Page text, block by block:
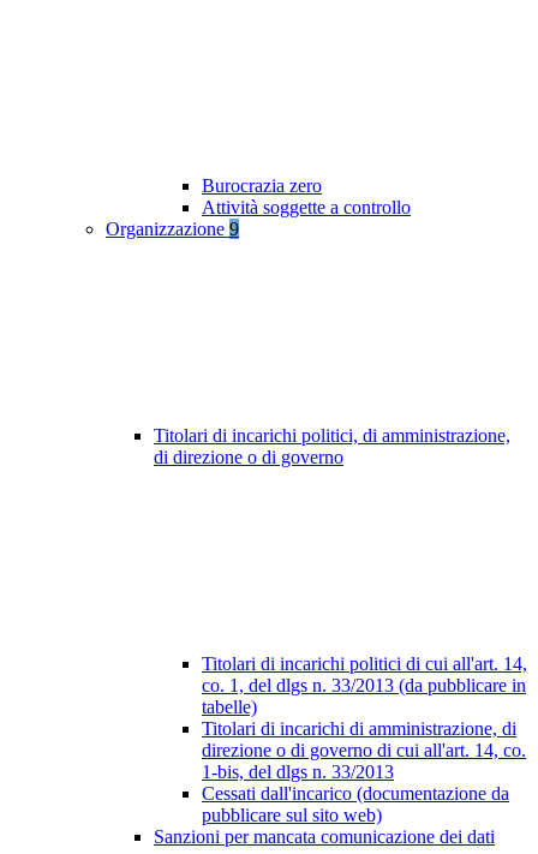
Burocrazia zero
Attività soggette a controllo
Organizzazione 9
Titolari di incarichi politici, di amministrazione,
di direzione o di governo
Titolari di incarichi politici di cui all'art. 14,
co. 1, del dlgs n. 33/2013 (da pubblicare in
tabelle)
Titolari di incarichi di amministrazione, di
direzione o di governo di cui all'art. 14, co.
1-bis, del dlgs n. 33/2013
Cessati dall'incarico (documentazione da
pubblicare sul sito web)
Sanzioni per mancata comunicazione dei dati